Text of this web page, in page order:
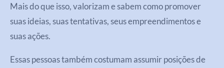
Mais do que isso, valorizam e sabem como promover
suas ideias, suas tentativas, seus empreendimentos e
suas ações.
Essas pessoas também costumam assumir posições de